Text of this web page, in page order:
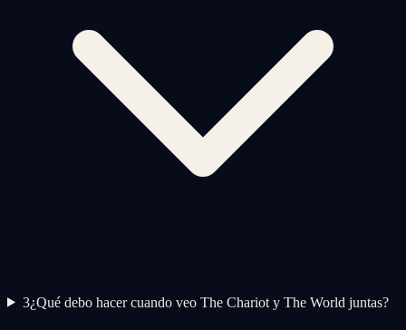
3¿Qué debo hacer cuando veo The Chariot y The World juntas?